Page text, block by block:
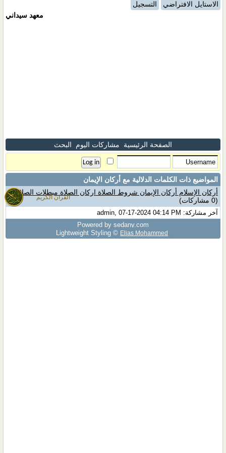
القران الكريم
الاستايل الافتراضي
التسجيل
معهد سيداني
الصفحة الرئيسية مشاركات اليوم البحث
المواضيع ذات الكلمات الدلالية مع أركان الإيمان
أركان الإسلام أركان الإيمان شروط الصلاة اركان الصلاة مبطلات الصلاة
(0 مشاركات)
آخر مشاركة: admin, 07-17-2024 04:14 PM
Powered by sedany.com
Lightweight Styling © Elias Mohammed